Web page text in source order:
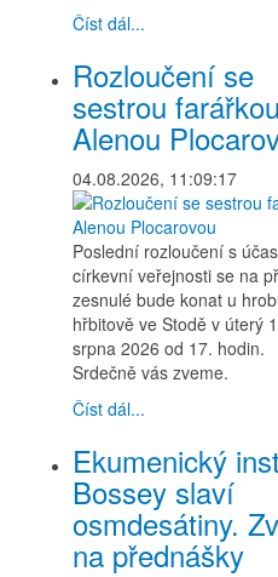
Číst dál...
Rozloučení se
sestrou farářkou
Alenou
04.08.2026, 11:09:17
Poslední rozloučení s
církevní veřejnosti se na
zesnulé bude konat u
hřbitově ve Stodě v úterý
srpna 2026 od 17. hodin.
Srdečně vás zveme.
Číst dál...
Ekumenický
Bossey slaví
osmdesátiny.
na přednášky